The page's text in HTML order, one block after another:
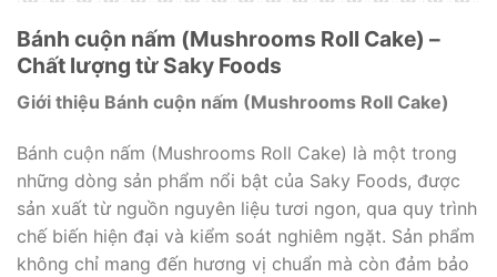
Bánh cuộn nấm (Mushrooms Roll Cake) –
Chất lượng từ Saky Foods
Giới thiệu Bánh cuộn nấm (Mushrooms Roll Cake)
Bánh cuộn nấm (Mushrooms Roll Cake) là một trong
những dòng sản phẩm nổi bật của Saky Foods, được
sản xuất từ nguồn nguyên liệu tươi ngon, qua quy trình
chế biến hiện đại và kiểm soát nghiêm ngặt. Sản phẩm
không chỉ mang đến hương vị chuẩn mà còn đảm bảo